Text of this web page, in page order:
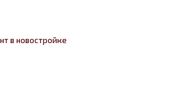
в новостройке